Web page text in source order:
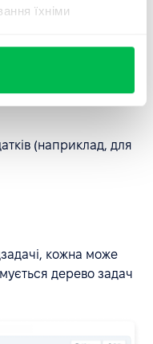
їхніми
(наприклад, для
кожна може
дерево задач